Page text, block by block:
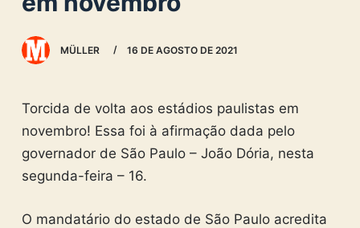
e
MÜLLER 16 DE AGOSTO DE 2021
Torcida de volta aos estádios paulistas em
novembro! Essa foi à afirmação dada pelo
governador de São Paulo – João Dória, nesta
segunda-feira – 16.
O mandatário do estado de São Paulo acredita